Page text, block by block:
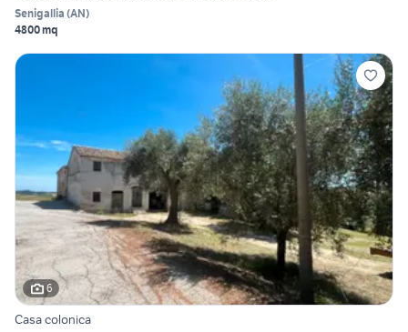
Senigallia (AN)
4800 mq
6
Casa colonica